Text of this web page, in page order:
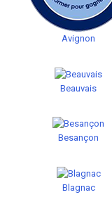
Avignon
Beauvais
Besançon
Blagnac